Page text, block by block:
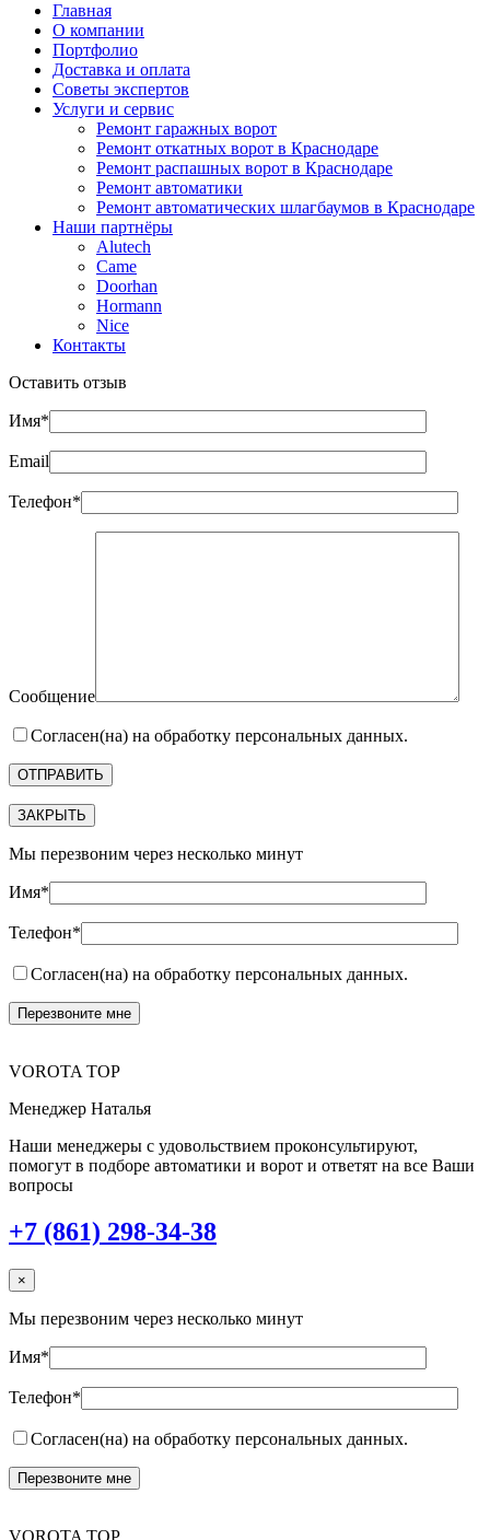
Главная
О компании
Портфолио
Доставка и оплата
Советы экспертов
Услуги и сервис
Ремонт гаражных ворот
Ремонт откатных ворот в Краснодаре
Ремонт распашных ворот в Краснодаре
Ремонт автоматики
Ремонт автоматических шлагбаумов в Краснодаре
Наши партнёры
Alutech
Came
Doorhan
Hormann
Nice
Контакты
Оставить отзыв
Имя*
Email
Телефон*
Сообщение
Согласен(на) на обработку персональных данных.
ЗАКРЫТЬ
Мы перезвоним через несколько минут
Имя*
Телефон*
Согласен(на) на обработку персональных данных.
VOROTA TOP
Менеджер Наталья
Наши менеджеры с удовольствием проконсультируют,
помогут в подборе автоматики и ворот и ответят на все Ваши
вопросы
+7 (861) 298-34-38
×
Мы перезвоним через несколько минут
Имя*
Телефон*
Согласен(на) на обработку персональных данных.